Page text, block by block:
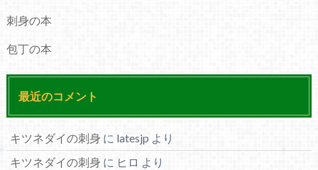
刺身の本
包丁の本
最近のコメント
キツネダイの刺身 に latesjp より
キツネダイの刺身 に ヒロ より